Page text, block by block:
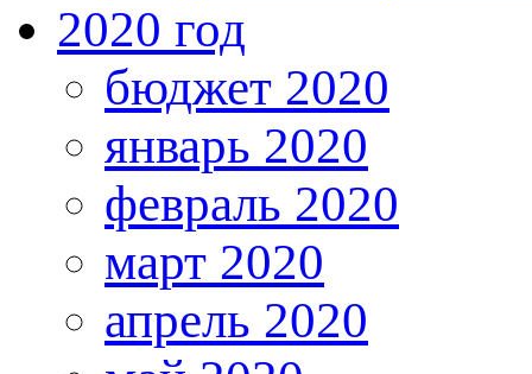
2020 год
бюджет 2020
январь 2020
февраль 2020
март 2020
апрель 2020